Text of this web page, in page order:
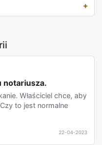
notariusza.
Właściciel chce, aby
to jest normalne
22-04-2023